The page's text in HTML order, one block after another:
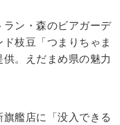
ン・森のビアガーデ
枝豆「つまりちゃま
。えだまめ県の魅力
艦店に「没入できる